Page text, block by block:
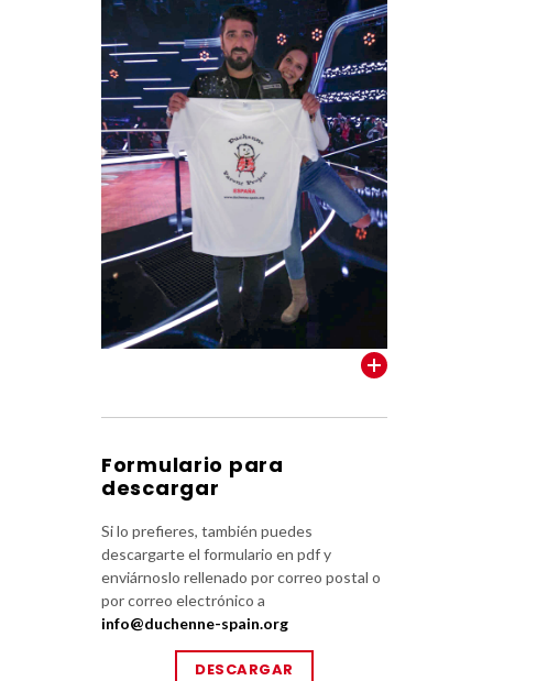
Formulario para
descargar
Si lo prefieres, también puedes
descargarte el formulario en pdf y
enviárnoslo rellenado por correo postal o
por correo electrónico a
info@duchenne-spain.org
DESCARGAR